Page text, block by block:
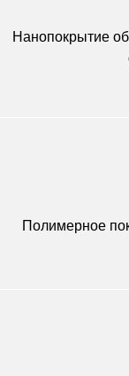
Нанопокрытие
Полимерное